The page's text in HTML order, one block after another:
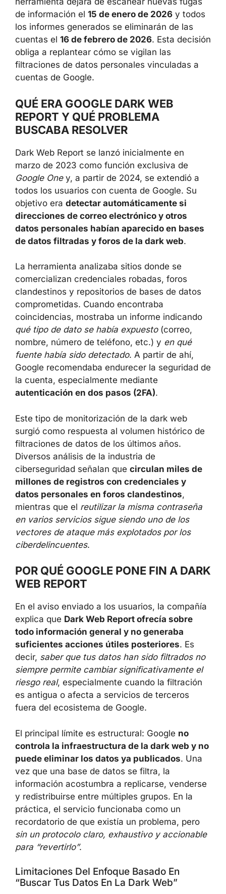
de 2026y todos los informes generados se
eliminarán de las cuentas el16 de febrero de
2026. Esta decisión obliga a replantear cómo
se vigilan las filtraciones de datos personales
vinculadas a cuentas de Google.
QUÉ ERA GOOGLE DARK WEB
REPORT Y QUÉ PROBLEMA
BUSCABA RESOLVER
Dark Web Report se lanzó inicialmente en
Google Oney, a partir de 2024, se extendió a
todos los usuarios con cuenta de Google. Su
objetivo era detectar automáticamente si
direcciones de correo electrónico y otros
datos personales habían aparecido en
bases de datos filtradas y foros de la dark
web.
comercializan credenciales robadas, foros
clandestinos y repositorios de bases de datos
comprometidas. Cuando encontraba
coincidencias, mostraba un informe indicando
qué tipo de dato se había expuesto(correo,
nombre, número de teléfono, etc.) yen qué
fuente había sido detectado. A partir de ahí,
Google recomendaba endurecer la seguridad
de la cuenta, especialmente mediante
autenticación en dos pasos (2FA).
surgió como respuesta al volumen histórico
de filtraciones de datos de los últimos años.
Diversos análisis de la industria de
ciberseguridad señalan quecirculan miles de
millones de registros con credenciales y
datos personales en foros clandestinos,
mientras que elreutilizar la misma contraseña
en varios servicios sigue siendo uno de los
vectores de ataque más explotados por los
ciberdelincuentes.
POR QUÉ GOOGLE PONE FIN A
DARK WEB REPORT
compañía explica queDark Web Report
ofrecía sobre todo información general y no
generaba suficientes acciones útiles
posteriores . Es decir, saber que tus datos
han sido filtrados no siempre permite cambiar
significativamente el riesgo real,
especialmente cuando la filtración es antigua
o afecta a servicios de terceros fuera del
ecosistema de Google.
El principal límite es estructural: Google no
controla la infraestructura de la dark web y
no puede eliminar los datos ya publicados.
Una vez que una base de datos se filtra, la
información acostumbra a replicarse,
venderse y redistribuirse entre múltiples
grupos. En la práctica, el servicio funcionaba
como un recordatorio de que existía un
problema, perosin un protocolo claro,
exhaustivo y accionable para “revertirlo”
Limitaciones Del Enfoque Basado En
“buscar Tus Datos En La Dark Web”